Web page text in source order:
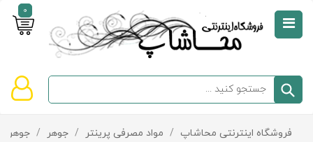
0
صفحه
دسته‌بندی
سبد
فروشگاه اینترنتی محاشاپ / مواد مصرفی پرینتر / جوهر / جوهر Brother